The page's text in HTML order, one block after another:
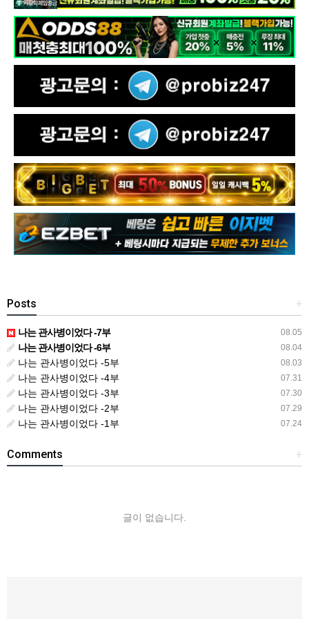
+
Posts
08.05
나는 관사병이었다 -7부
08.04
나는 관사병이었다 -6부
08.03
나는 관사병이었다 -5부
07.31
나는 관사병이었다 -4부
07.30
나는 관사병이었다 -3부
07.29
나는 관사병이었다 -2부
07.24
나는 관사병이었다 -1부
+
Comments
글이 없습니다.